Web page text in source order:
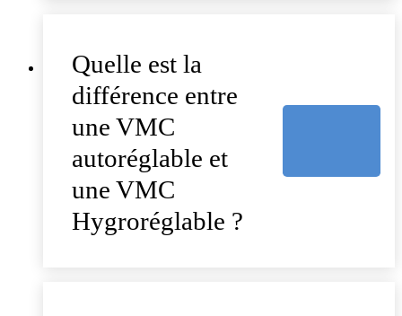
Quelle est la
différence entre
une VMC
autoréglable et
une VMC
Hygroréglable ?